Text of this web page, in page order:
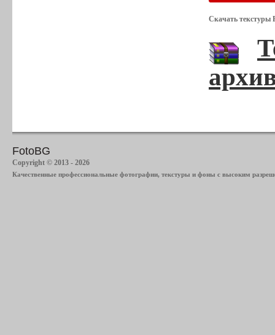
Скачать текстуры
FotoBG
Copyright © 2013 - 2026
Качественные профессиональные фотографии, текстуры и фоны с высоким